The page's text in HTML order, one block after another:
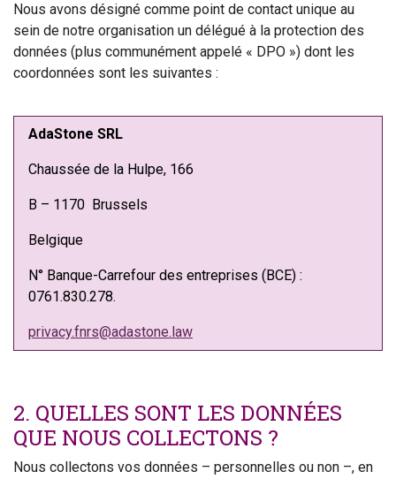
Nous avons désigné comme point de contact unique au
sein de notre organisation un délégué à la protection des
données (plus communément appelé « DPO ») dont les
coordonnées sont les suivantes :
AdaStone SRL
Chaussée de la Hulpe, 166
B – 1170 Brussels
Belgique
N° Banque-Carrefour des entreprises (BCE) :
0761.830.278.
privacy.fnrs@adastone.law
2. QUELLES SONT LES DONNÉES
QUE NOUS COLLECTONS ?
Nous collectons vos données – personnelles ou non –, en